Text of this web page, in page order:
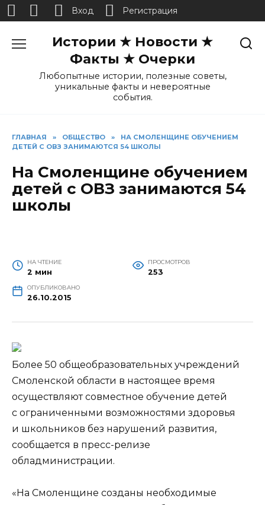
Истории ★ Новости ★
Факты ★ Очерки
Любопытные истории, полезные советы,
уникальные факты и невероятные
события.
ГЛАВНАЯ » ОБЩЕСТВО »
НА СМОЛЕНЩИНЕ ОБУЧЕНИЕМ
ДЕТЕЙ С ОВЗ ЗАНИМАЮТСЯ 54 ШКОЛЫ
На Смоленщине обучением
детей с ОВЗ занимаются 54
школы
НА ЧТЕНИЕ
2 мин
ПРОСМОТРОВ
253
ОПУБЛИКОВАНО
26.10.2015
Более 50 общеобразовательных учреждений
Смоленской области в настоящее время
осуществляют совместное обучение детей
с ограниченными возможностями здоровья
и школьников без нарушений развития,
сообщается в пресс-релизе
обладминистрации.
«На Смоленщине созданы необходимые
Вход Регистрация